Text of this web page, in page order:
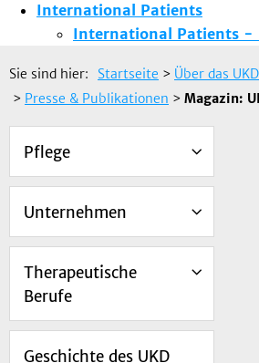
International Patients
International Patients -
Sie sind hier: Startseite > Über das UKD
> Presse & Publikationen > Magazin:
Pflege
Unternehmen
Therapeutische
Berufe
Geschichte des UKD